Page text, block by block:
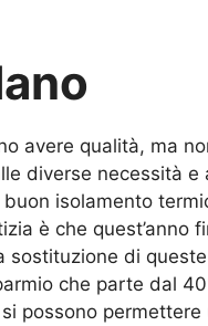
avere qualità, ma
diverse necessità
isolamento
è che quest’anno
di
che parte dal
possono